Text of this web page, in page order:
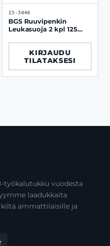
13-3046
BGS Ruuvipenkin
Leukasuoja 2 kpl 125
KIRJAUDU
TILATAKSESI
työkalutukku vuodesta
laadukkaita
ammattilaisille ja